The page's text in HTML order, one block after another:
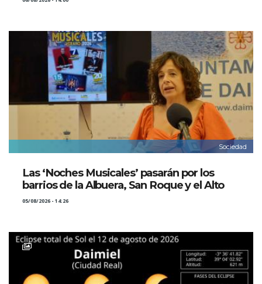
Sociedad
Las ‘Noches Musicales’ pasarán por los
barrios de la Albuera, San Roque y el Alto
05/08/2026 - 14:26